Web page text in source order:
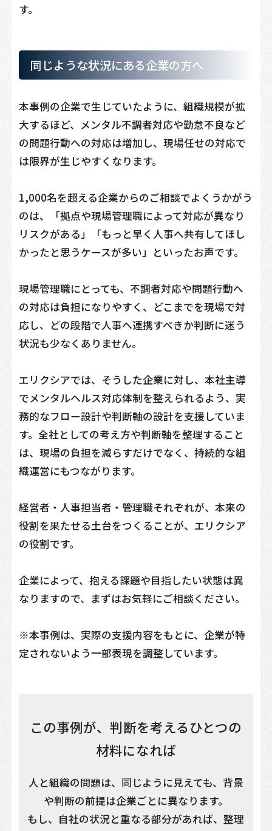
す。
同じような状況にある企業の方へ
本事例の企業で生じていたように、組織規模が拡
大するほど、メンタル不調者対応や勤怠不良など
の問題行動への対応は増加し、現場任せの対応で
は限界が生じやすくなります。
1,000名を超える企業からのご相談でよくうかがう
のは、「拠点や現場管理職によって対応が異なり
リスクがある」「もっと早く人事へ共有してほし
かったと思うケースが多い」といったお声です。
現場管理職にとっても、不調者対応や問題行動へ
の対応は負担になりやすく、どこまでを現場で対
応し、どの段階で人事へ連携すべきか判断に迷う
状況も少なくありません。
エリクシアでは、そうした企業に対し、本社主導
でメンタルヘルス対応体制を整えられるよう、実
務的なフロー設計や判断軸の設計を支援していま
す。全社としての考え方や判断軸を整理すること
は、現場の負担を減らすだけでなく、持続的な組
織運営にもつながります。
経営者・人事担当者・管理職それぞれが、本来の
役割を果たせる土台をつくることが、エリクシア
の役割です。
企業によって、抱える課題や目指したい状態は異
なりますので、まずはお気軽にご相談ください。
※本事例は、実際の支援内容をもとに、企業が特
定されないよう一部表現を調整しています。
この事例が、判断を考えるひとつの
材料になれば
人と組織の問題は、同じように見えても、背景
や判断の前提は企業ごとに異なります。
もし、自社の状況と重なる部分があれば、整理